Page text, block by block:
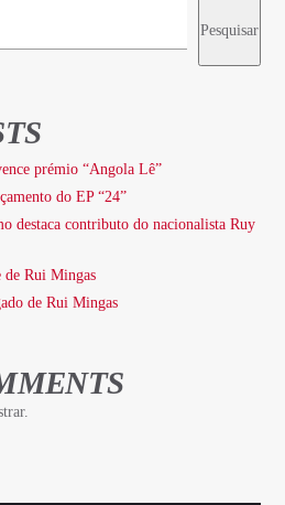
Pesquisar
prémio “Angola Lê”
do EP “24”
destaca contributo do nacionalista Ruy
de Rui Mingas
de Rui Mingas